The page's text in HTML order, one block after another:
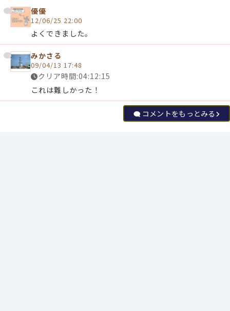
優優
12/06/25 22:00
よくできました。
みかさる
09/04/13 17:48
クリア時間:04:12:15
これは難しかった！
コメントをもっとみる